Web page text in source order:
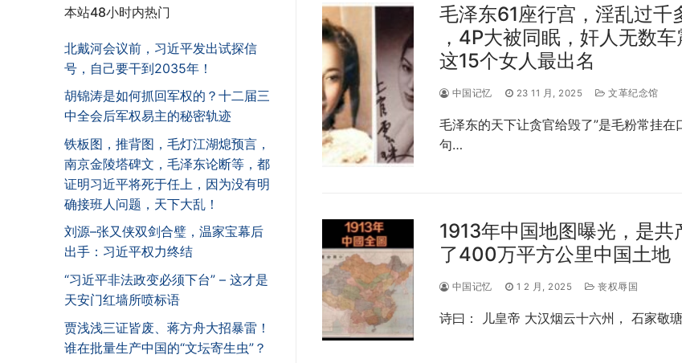
毛泽东61座行宫，淫乱过千
，4P大被同眠，奸人无数车
这15个女人最出名
中国记忆 23 11 月, 2025 文革纪念馆
毛泽东的天下让贪官给毁了”是毛粉常挂在
句…
1913年中国地图曝光，是共
了400万平方公里中国土地
中国记忆 1 2 月, 2025 丧权辱国
诗曰： 儿皇帝 大汉烟云十六州， 石家敬
本站48小时内热门
北戴河会议前，习近平发出试探信
号，自己要干到2035年！
胡锦涛是如何抓回军权的？十二届三
中全会后军权易主的秘密轨迹
铁板图，推背图，毛灯江湖熄预言，
南京金陵塔碑文，毛泽东论断等，都
证明习近平将死于任上，因为没有明
确接班人问题，天下大乱！
刘源–张又侠双剑合璧，温家宝幕后
出手：习近平权力终结
“习近平非法政变必须下台” – 这才是
天安门红墙所喷标语
贾浅浅三证皆废、蒋方舟大招暴雷！
谁在批量生产中国的“文坛寄生虫”？